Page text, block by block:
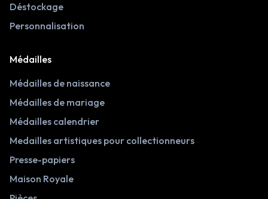
Déstockage
Personnalisation
Médailles
Médailles de naissance
Médailles de mariage
Médailles calendrier
Medailles artistiques pour collectionneurs
Presse-papiers
Maison Royale